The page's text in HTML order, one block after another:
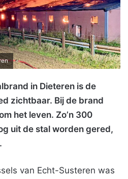
in Dieteren is de
zichtbaar. Bij de brand
het leven. Zo’n 300
uit de stal worden gered,
van Echt-Susteren was